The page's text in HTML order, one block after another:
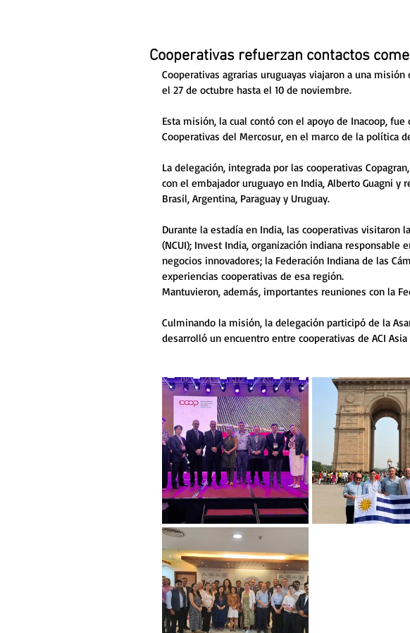
Cooperativas refuerzan contactos
Cooperativas agrarias uruguayas viajaron a una
el 27 de octubre hasta el 10 de noviembre.
Esta misión, la cual contó con el apoyo de Inacoop, fue
Cooperativas del Mercosur, en el marco de la política
La delegación, integrada por las cooperativas
con el embajador uruguayo en India, Alberto Guagni y
Brasil, Argentina, Paraguay y Uruguay.
Durante la estadía en India, las cooperativas visitaron
(NCUI); Invest India, organización indiana
negocios innovadores; la Federación Indiana de las
experiencias cooperativas de esa región.
Mantuvieron, además, importantes reuniones con la
Culminando la misión, la delegación participó de la
desarrolló un encuentro entre cooperativas de ACI